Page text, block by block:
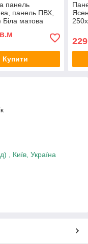
панель
панель ПВХ,
Біла матова
мм.
Купити
229
, Київ, Україна